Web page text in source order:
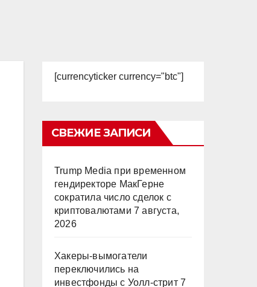
[currencyticker currency="btc"]
СВЕЖИЕ ЗАПИСИ
Trump Media при временном
гендиректоре МакГерне
сократила число сделок с
криптовалютами 7 августа,
2026
Хакеры-вымогатели
переключились на
инвестфонды с Уолл-стрит 7